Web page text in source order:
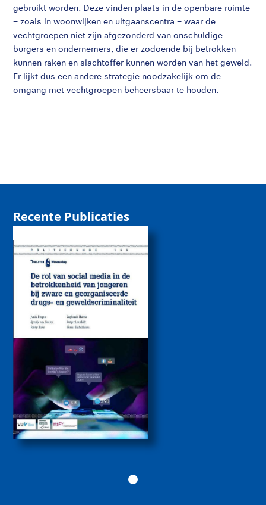
gebruikt worden. Deze vinden plaats in de openbare ruimte
– zoals in woonwijken en uitgaanscentra – waar de
vechtgroepen niet zijn afgezonderd van onschuldige
burgers en ondernemers, die er zodoende bij betrokken
kunnen raken en slachtoffer kunnen worden van het geweld.
Er lijkt dus een andere strategie noodzakelijk om de
omgang met vechtgroepen beheersbaar te houden.
Recente Publicaties
De rol van sociale
media bij de
betrokkenheid van
jongeren bij zware
drugs- en
geweldscriminaliteit
2026
Politiekunde
Politiekunde